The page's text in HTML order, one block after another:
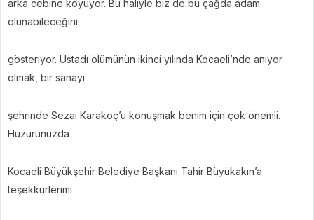
arka cebine koyuyor. Bu haliyle biz de bu çağda adam
olunabileceğini
gösteriyor. Üstadı ölümünün ikinci yılında Kocaeli’nde anıyor
olmak, bir sanayi
şehrinde Sezai Karakoç’u konuşmak benim için çok önemli.
Huzurunuzda
Kocaeli Büyükşehir Belediye Başkanı Tahir Büyükakın’a
teşekkürlerimi